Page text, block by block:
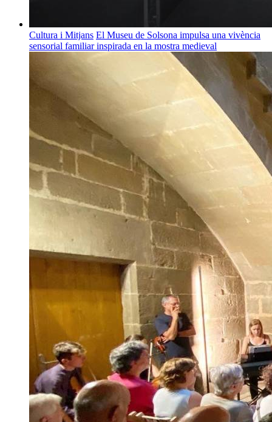
Cultura i Mitjans El Museu de Solsona impulsa una vivència
sensorial familiar inspirada en la mostra medieval